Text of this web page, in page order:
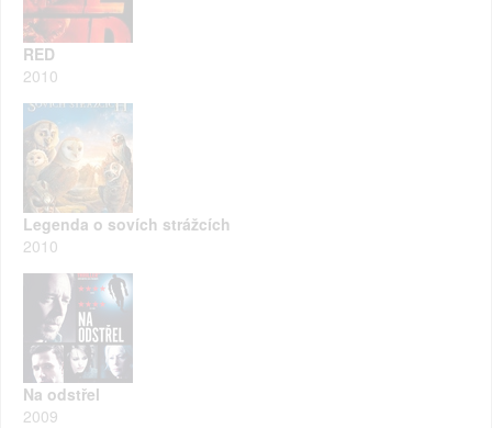
RED
2010
Legenda o sovích strážcích
2010
Na odstřel
2009